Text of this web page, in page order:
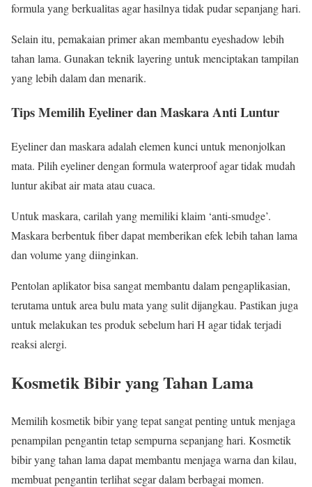
formula yang berkualitas agar hasilnya tidak pudar sepanjang hari.
Selain itu, pemakaian primer akan membantu eyeshadow lebih
tahan lama. Gunakan teknik layering untuk menciptakan tampilan
yang lebih dalam dan menarik.
Tips Memilih Eyeliner dan Maskara Anti Luntur
Eyeliner dan maskara adalah elemen kunci untuk menonjolkan
mata. Pilih eyeliner dengan formula waterproof agar tidak mudah
luntur akibat air mata atau cuaca.
Untuk maskara, carilah yang memiliki klaim ‘anti-smudge’.
Maskara berbentuk fiber dapat memberikan efek lebih tahan lama
dan volume yang diinginkan.
Pentolan aplikator bisa sangat membantu dalam pengaplikasian,
terutama untuk area bulu mata yang sulit dijangkau. Pastikan juga
untuk melakukan tes produk sebelum hari H agar tidak terjadi
reaksi alergi.
Kosmetik Bibir yang Tahan Lama
Memilih kosmetik bibir yang tepat sangat penting untuk menjaga
penampilan pengantin tetap sempurna sepanjang hari. Kosmetik
bibir yang tahan lama dapat membantu menjaga warna dan kilau,
membuat pengantin terlihat segar dalam berbagai momen.